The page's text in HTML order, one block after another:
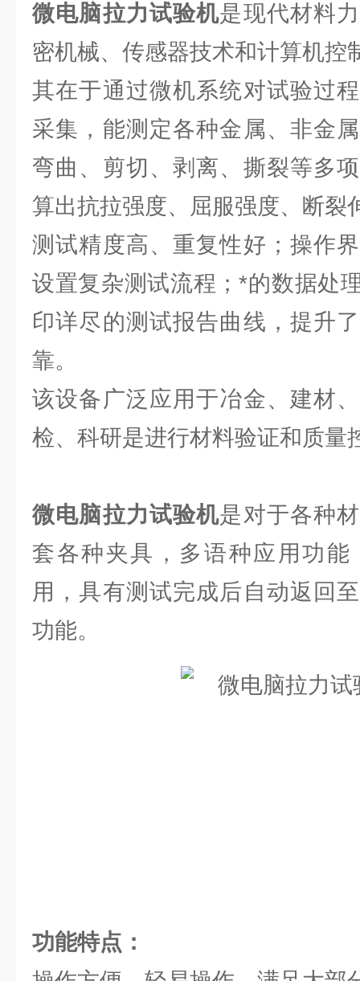
微电脑拉力试验机是现代材料
密机械、传感器技术和计算机控
其在于通过微机系统对试验过
采集，能测定各种金属、非金
弯曲、剪切、剥离、撕裂等多
算出抗拉强度、屈服强度、断裂
测试精度高、重复性好；操作
设置复杂测试流程；*的数据处
印详尽的测试报告曲线，提升
靠。
该设备广泛应用于冶金、建材
检、科研是进行材料验证和质量
微电脑拉力试验机是对于各种
套各种夹具，多语种应用功
用，具有测试完成后自动返回
功能。
功能特点：